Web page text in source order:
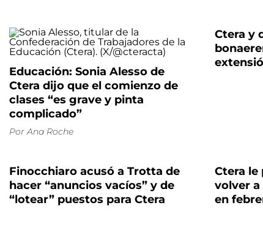
Educación: Sonia Alesso de
Ctera dijo que el comienzo de
clases “es grave y pinta
complicado”
Por Ana Roche
Ctera y
Finocchiaro acusó a Trotta de
hacer “anuncios vacíos” y de
“lotear” puestos para Ctera
Ctera le
volver a
en